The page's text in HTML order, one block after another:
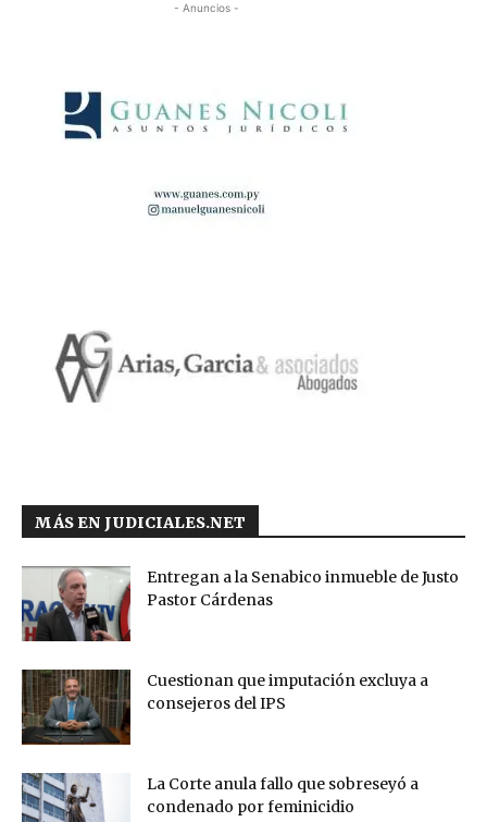
- Anuncios -
MÁS EN JUDICIALES.NET
Entregan a la Senabico inmueble de Justo
Pastor Cárdenas
Cuestionan que imputación excluya a
consejeros del IPS
La Corte anula fallo que sobreseyó a
condenado por feminicidio